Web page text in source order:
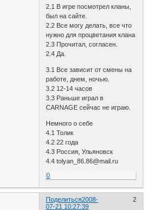
2.1 В игре посмотрел кланы,
был на сайте.
2.2 Все могу делать, все что
нужно для процветания клана
2.3 Прочитал, согласен.
2.4 Да.
3.1 Все зависит от смены на
работе, днем, ночью.
3.2 12-14 часов
3.3 Раньше играл в
CARNAGE сейчас не играю.
Немного о себе
4.1 Толик
4.2 22 года
4.3 Россия, Ульяновск
4.4 tolyan_86.86@mail.ru
0
Поделиться 2
2008-
07-21 10:27:39